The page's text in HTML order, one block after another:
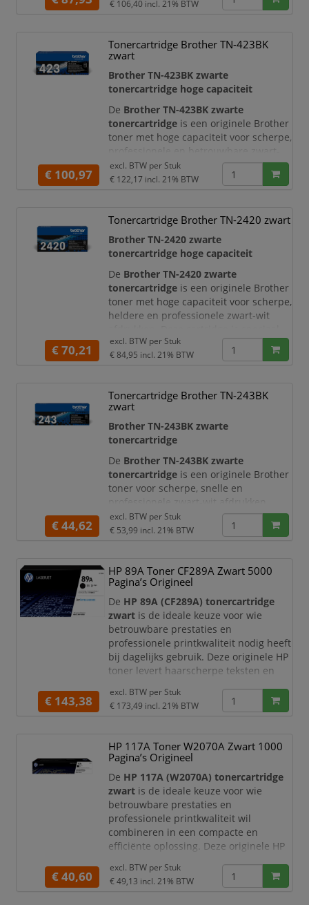
ontworpen voor gebruik in combinatie
rekenen op duidelijke tekst, strakke
lijnen en betrouwbare printresultaten.
Met een opbrengst van circa
pagina’s volgens ISO/IEC 19798
€ 106,40 incl. 21% BTW
Tonercartridge Brother TN-423BK
zwart
Brother TN-423BK zwarte
tonercartridge hoge capaciteit
De Brother TN-423BK zwarte
tonercartridge is een originele Brother
toner met hoge capaciteit voor scherpe,
professionele en betrouwbare zwart-
wit afdrukken. Deze toner is speciaal
ontworpen om optimaal samen te
keer documenten met hoge resolutie
en uitstekende kwaliteit afdrukt.
Met een opbrengst van circa6.500
pagina’s
€ 100,97
excl. BTW per Stuk
€ 122,17 incl. 21% BTW
Tonercartridge Brother TN-2420 zwart
Brother TN-2420 zwarte
tonercartridge hoge capaciteit
De Brother TN-2420 zwarte
tonercartridge is een originele Brother
toner met hoge capaciteit voor scherpe,
heldere en professionele zwart-wit
ontwikkeld voor compacte Brother
zwart-witlaserprinters en levert
Met deze originele Brother toner print
u documenten met duidelijke tekst,
strakke
€ 70,21
excl. BTW per Stuk
€ 84,95 incl. 21% BTW
Tonercartridge Brother TN-243BK
zwart
Brother TN-243BK zwarte
tonercartridge
De Brother TN-243BK zwarte
tonercartridge is een originele Brother
toner voor scherpe, snelle en
professionele zwart-wit afdrukken.
Deze cartridge is speciaal ontwikkeld
om optimaal samen te werken met
van duidelijke tekst, strakke lijnen en
een constante printkwaliteit.
Met een opbrengst van circa1.000
pagina’s volgens ISO/
€ 44,62
excl. BTW per Stuk
€ 53,99 incl. 21% BTW
HP 89A Toner CF289A Zwart 5000
Pagina’s Origineel
De HP 89A (CF289A) tonercartridge
zwart is de ideale keuze voor wie
betrouwbare prestaties en
professionele printkwaliteit nodig heeft
bij dagelijks gebruik. Deze originele HP
toner levert haarscherpe teksten en
documenten altijd een duidelijke en
representatieve uitstraling hebben.
pagina’sis deze tonercartridge perfect
geschikt voor kantoren en
werkomgevingen met een gemidd
€ 143,38
excl. BTW per Stuk
€ 173,49 incl. 21% BTW
HP 117A Toner W2070A Zwart 1000
Pagina’s Origineel
De HP 117A (W2070A) tonercartridge
zwart is de ideale keuze voor wie
betrouwbare prestaties en
professionele printkwaliteit wil
combineren in een compacte en
efficiënte oplossing. Deze originele HP
zwarte tinten, waardoor uw
documenten altijd een verzorgde en
€ 40,60
excl. BTW per Stuk
€ 49,13 incl. 21% BTW